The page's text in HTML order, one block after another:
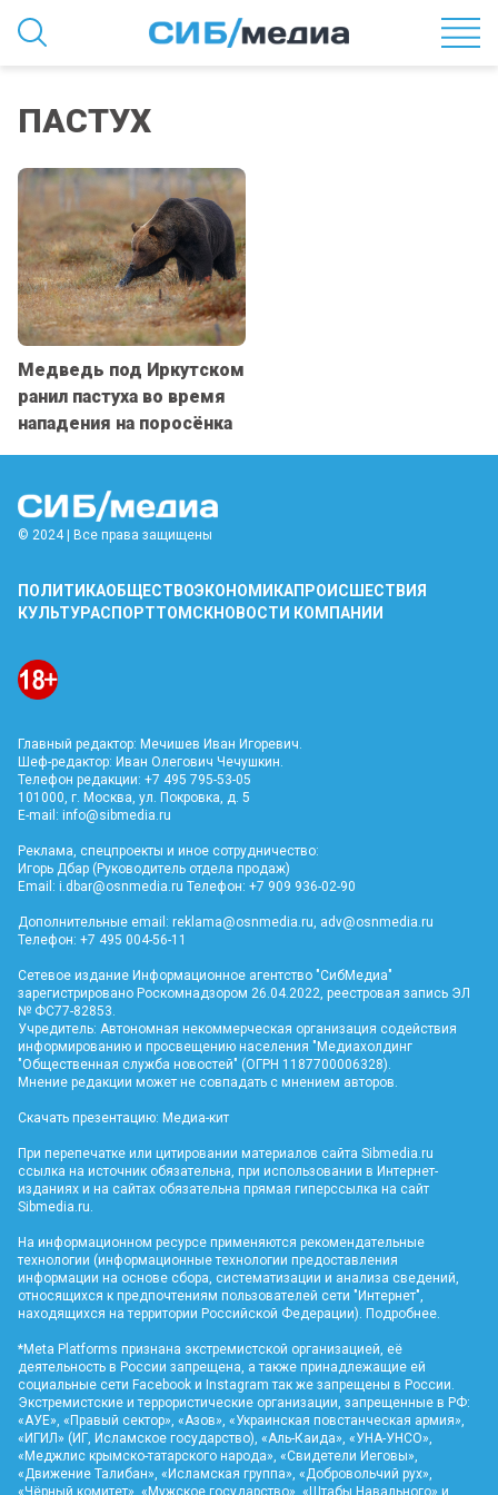
ПАСТУХ
Медведь под Иркутском
ранил пастуха во время
нападения на поросёнка
© 2024 | Все права защищены
ПОЛИТИКАОБЩЕСТВОЭКОНОМИКАПРОИСШЕСТВИЯ
КУЛЬТУРАСПОРТТОМСКНОВОСТИ КОМПАНИИ
Главный редактор: Мечишев Иван Игоревич.
Шеф-редактор: Иван Олегович Чечушкин.
Телефон редакции: +7 495 795-53-05
101000, г. Москва, ул. Покровка, д. 5
E-mail: info@sibmedia.ru
Реклама, спецпроекты и иное сотрудничество:
Игорь Дбар (Руководитель отдела продаж)
Email: i.dbar@osnmedia.ru Телефон: +7 909 936-02-90
Дополнительные email: reklama@osnmedia.ru adv@osnmedia.ru
Телефон: +7 495 004-56-11
Сетевое издание Информационное агентство "СибМедиа"
зарегистрировано Роскомнадзором 26.04.2022, реестровая запись ЭЛ
№ ФС77-82853.
Учредитель: Автономная некоммерческая организация содействия
информированию и просвещению населения "Медиахолдинг
"Общественная служба новостей" (ОГРН 1187700006328).
Мнение редакции может не совпадать с мнением авторов.
Скачать презентацию: Медиа-кит
При перепечатке или цитировании материалов сайта Sibmedia.ru
ссылка на источник обязательна, при использовании в Интернет-
изданиях и на сайтах обязательна прямая гиперссылка на сайт
Sibmedia.ru
На информационном ресурсе применяются рекомендательные
технологии (информационные технологии предоставления
информации на основе сбора, систематизации и анализа сведений,
относящихся к предпочтениям пользователей сети "Интернет",
находящихся на территории Российской Федерации). Подробнее
*Meta Platforms признана экстремистской организацией, её
деятельность в России запрещена, а также принадлежащие ей
социальные сети Facebook и Instagram так же запрещены в России.
Экстремистские и террористические организации, запрещенные в РФ:
«АУЕ», «Правый сектор», «Азов», «Украинская повстанческая армия»,
«ИГИЛ» (ИГ, Исламское государство), «Аль-Каида», «УНА-УНСО»,
«Меджлис крымско-татарского народа», «Свидетели Иеговы»,
«Движение Талибан», «Исламская группа», «Добровольчий рух»,
«Чёрный комитет», «Мужское государство», «Штабы Навального» и